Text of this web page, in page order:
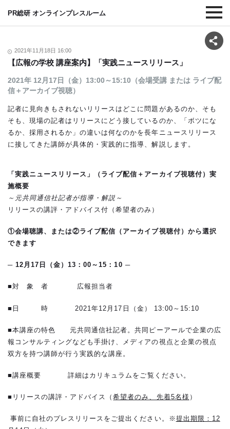
PR総研 オンラインプレスルーム
2021年11月18日 16:00
【広報の学校 講座案内】「実践ニュースリリース」
2021年 12月17日（金）13:00～15:10（会場受講 または ライブ配
信＋アーカイブ視聴）
記者に見向きもされないリリースはどこに問題があるのか、そも
そも、現場の記者はリリースにどう接しているのか、「ボツにな
るか、採用されるか」の違いは何なのかを長年ニュースリリース
に接してきた講師が具体的・実践的に指導、解説します。
「実践ニュースリリース」（ライブ配信＋アーカイブ視聴付）実
施概要
～元共同通信社記者が指導・解説～
リリースの講評・アドバイス付（希望者のみ）
①会場聴講、または②ライブ配信（アーカイブ視聴付）から選択
できます
─ 12月17日（金）13：00～15：10 ─
■対 象 者 広報担当者
■日 時 2021年12月17日（金） 13:00～15:10
■本講座の特色 元共同通信社記者。共同ピーアールで企業の広
報コンサルティングなども手掛け、メディアの視点と企業の視点
双方を持つ講師が行う実践的な講座。
■講座概要 詳細はカリキュラムをご覧ください。
■リリースの講評・アドバイス（希望者のみ、先着5名様 ）
事前に自社のプレスリリースをご提出ください。※ 提出期限： 12